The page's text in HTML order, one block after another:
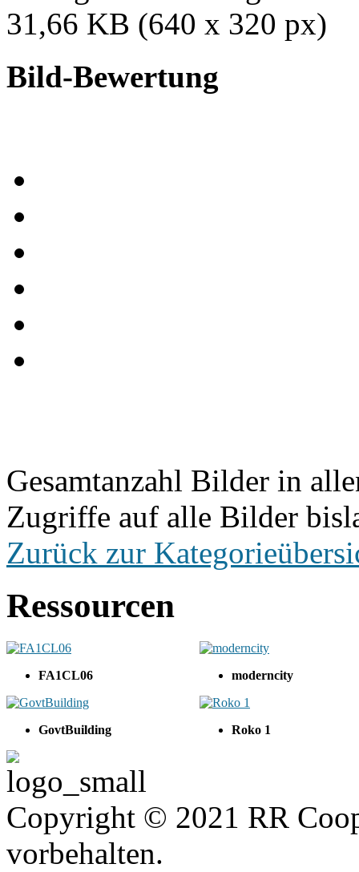
31,66 KB (640 x 320 px)
Bild-Bewertung
Gesamtanzahl Bilder in
Zugriffe auf alle Bilder
Zurück zur
Ressourcen
FA1CL06 moderncity
GovtBuilding Roko 1
Copyright © 2021 RR
vorbehalten.